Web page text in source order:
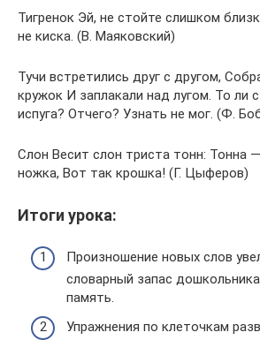
Тигренок Эй, не стойте слишком
не киска. (В. Маяковский)
Тучи встретились друг с другом,
кружок И заплакали над лугом. То ли
испуга? Отчего? Узнать не мог. (Ф.
Слон Весит слон триста тонн: Тонна
ножка, Вот так крошка! (Г. Цыферов)
Итоги урока:
Произношение новых слов
словарный запас
память.
Упражнения по клеточкам